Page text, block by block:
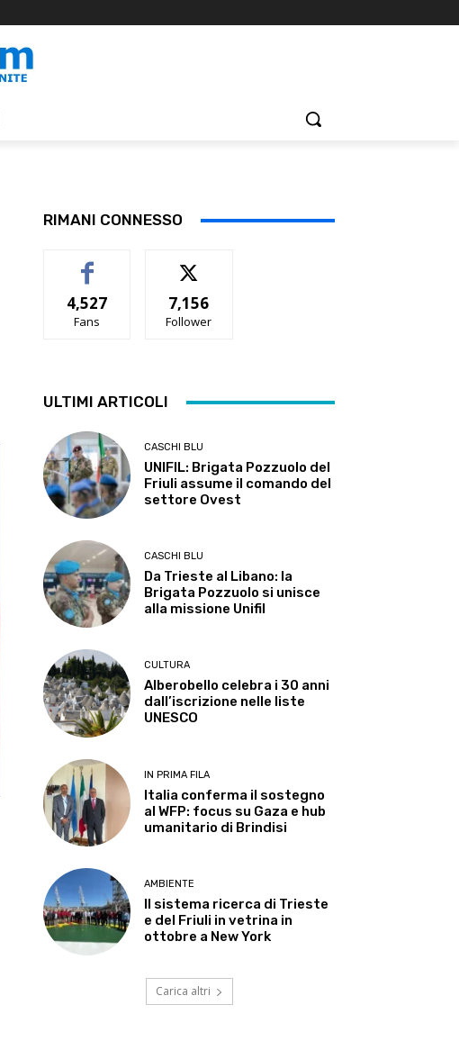
RIMANI CONNESSO
4,527
Fans
7,156
Follower
ULTIMI ARTICOLI
CASCHI BLU
UNIFIL: Brigata Pozzuolo del
Friuli assume il comando del
settore Ovest
CASCHI BLU
Da Trieste al Libano: la
Brigata Pozzuolo si unisce
alla missione Unifil
CULTURA
Alberobello celebra i 30 anni
dall’iscrizione nelle liste
UNESCO
IN PRIMA FILA
Italia conferma il sostegno
al WFP: focus su Gaza e hub
umanitario di Brindisi
AMBIENTE
Il sistema ricerca di Trieste
e del Friuli in vetrina in
ottobre a New York
Carica altri